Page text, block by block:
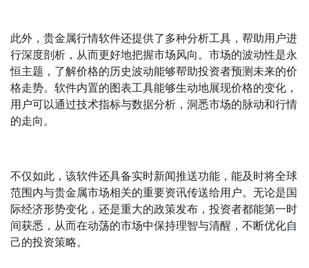
此外，贵金属行情软件还提供了多种分析工具，帮助用户进
行深度剖析，从而更好地把握市场风向。市场的波动性是永
恒主题，了解价格的历史波动能够帮助投资者预测未来的价
格走势。软件内置的图表工具能够生动地展现价格的变化，
用户可以通过技术指标与数据分析，洞悉市场的脉动和行情
的走向。
不仅如此，该软件还具备实时新闻推送功能，能及时将全球
范围内与贵金属市场相关的重要资讯传送给用户。无论是国
际经济形势变化，还是重大的政策发布，投资者都能第一时
间获悉，从而在动荡的市场中保持理智与清醒，不断优化自
己的投资策略。